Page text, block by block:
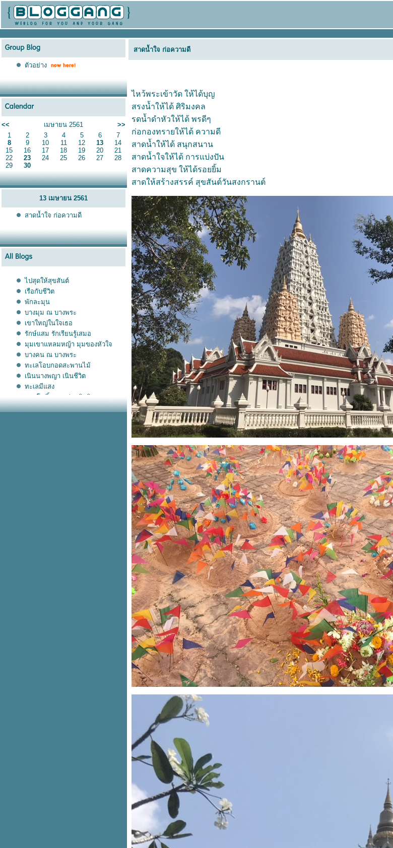
ตัวอย่าง
<< เมษายน 2561
>>
1
2 3 4 5 6
7
8
9 10 11 12 13
14
15
16 17 18 19 20
21
22
23 24 25 26 27
28
29
30
13 เมษายน 2561
สาดน้ำใจ ก่อความดี
ไปสุดให้สุขสันต์
เรือกับชีวิต
พักละมุน
บางมุม ณ บางพระ
เขาใหญ่ในใจเธอ
รักษ์แสม รักเรียนรู้เสมอ
มุมเขาแหลมหญ้า มุมของหัวใจ
บางคน ณ บางพระ
ทะเลโอบกอดสะพานไม้
เนินนางพญา เนินชีวิต
ทะเลมีแสง
ลานโพธิ์ ลานอร่อยติดดิน
เกาะกูด ณ เพื่อนเอ
สาดน้ำใจ ก่อความดี
ไหว้พระเข้าวัด ให้ได้บุญ
สรงน้ำให้ได้ ศิริมงคล
รดน้ำดำหัวให้ได้ พรดีๆ
ก่อกองทรายให้ได้ ความดี
สาดน้ำให้ได้ สนุกสนาน
สาดน้ำใจให้ได้ การแบ่งปัน
สาดความสุข ให้ได้รอยยิ้ม
สาดให้สร้างสรรค์ สุขสันต์วันสงกรานต์